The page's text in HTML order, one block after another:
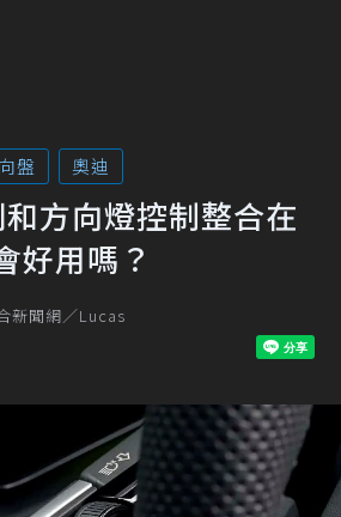
盤 奧迪
方向燈控制整合在
好用嗎？
新聞網／Lucas